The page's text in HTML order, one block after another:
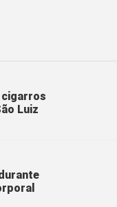
cigarros
Luiz